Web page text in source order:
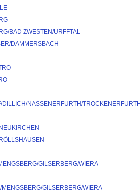
BAD ZWESTEN/URFFTAL
DAMMERSBACH
DILLICH/NASSENERFURTH/
GILSERBERG/WIERA
GILSERBERG/WIERA